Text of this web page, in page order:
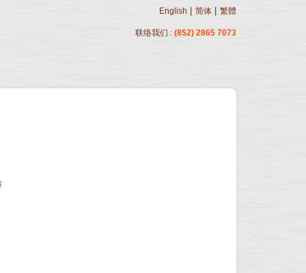
English 简体 繁體
联络我们 : (852) 2865 7073